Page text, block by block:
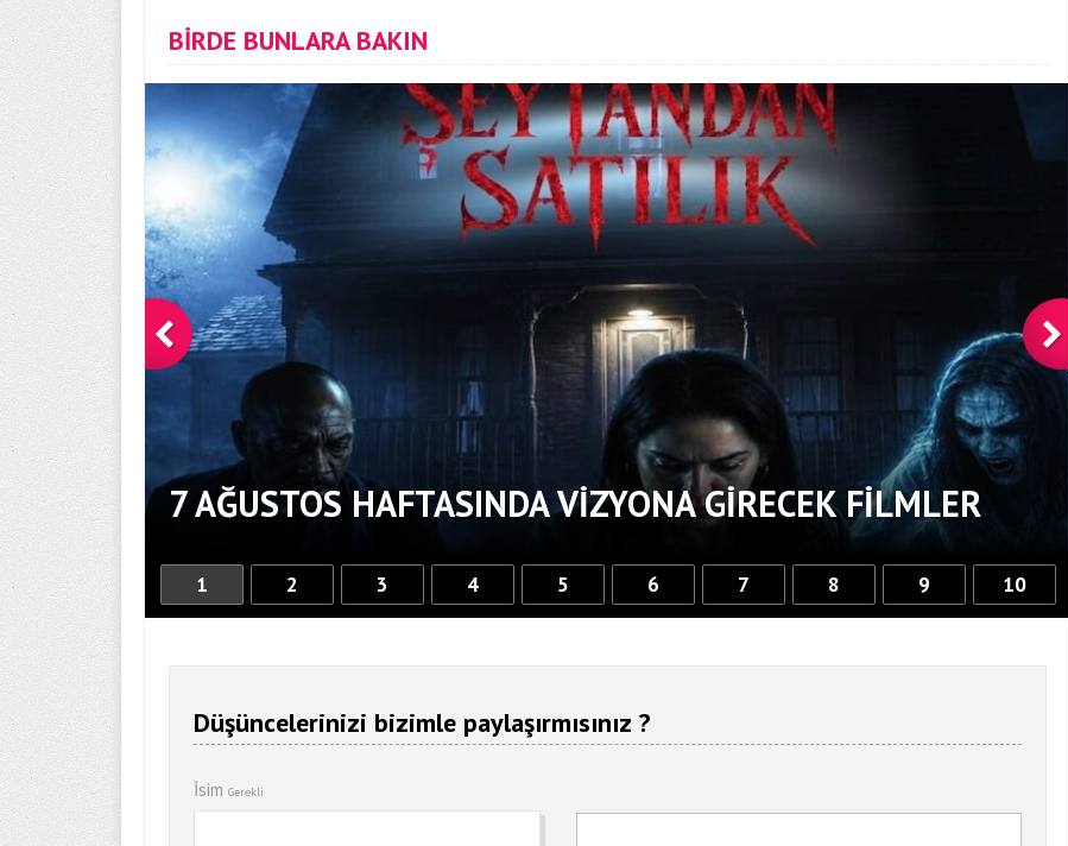
BİRDE BUNLARA BAKIN
7 AĞUSTOS HAFTASINDA VIZYONA GIRECEK FILMLER
1 2 3 4 5 6 7 8 9 10
Düşüncelerinizi bizimle paylaşırmısınız ?
İsim Gerekli
Birikim Pilleri, 20 Yılı Aşkın
Mühendislik Birikimiyle
Türkiye’nin Batarya
Teknolojisinde Yerli Üretimi
Güçlendiriyor